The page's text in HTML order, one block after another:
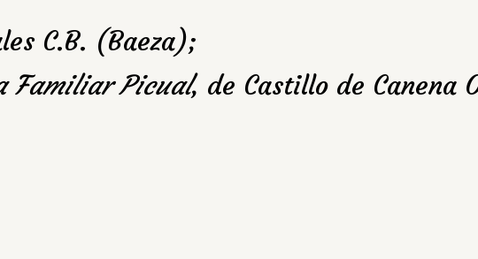
C.B. (Baeza);
Familiar Picual, de Castillo de Canena